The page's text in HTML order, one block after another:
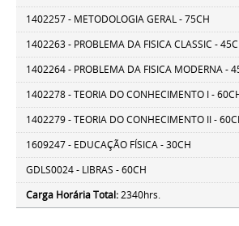
1402257 - METODOLOGIA GERAL - 75CH
1402263 - PROBLEMA DA FISICA CLASSIC -
1402264 - PROBLEMA DA FISICA MODERNA -
1402278 - TEORIA DO CONHECIMENTO I -
1402279 - TEORIA DO CONHECIMENTO II -
1609247 - EDUCAÇÃO FÍSICA - 30CH
GDLS0024 - LIBRAS - 60CH
Carga Horária Total:2340hrs.